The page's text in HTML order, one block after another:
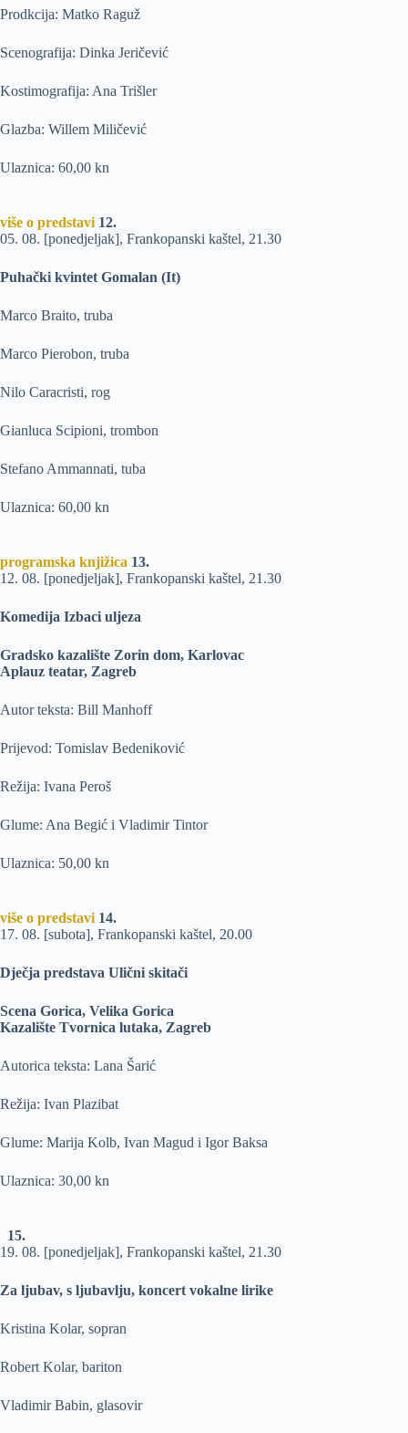
Prodkcija: Matko Raguž
Scenografija: Dinka Jeričević
Kostimografija: Ana Trišler
Glazba: Willem Miličević
Ulaznica: 60,00 kn
više o predstavi 12.
05. 08. [ponedjeljak], Frankopanski kaštel, 21.30
Puhački kvintet Gomalan (It)
Marco Braito, truba
Marco Pierobon, truba
Nilo Caracristi, rog
Gianluca Scipioni, trombon
Stefano Ammannati, tuba
Ulaznica: 60,00 kn
programska knjižica 13.
12. 08. [ponedjeljak], Frankopanski kaštel, 21.30
Komedija Izbaci uljeza
Gradsko kazalište Zorin dom, Karlovac
Aplauz teatar, Zagreb
Autor teksta: Bill Manhoff
Prijevod: Tomislav Bedeniković
Režija: Ivana Peroš
Glume: Ana Begić i Vladimir Tintor
Ulaznica: 50,00 kn
više o predstavi 14.
17. 08. [subota], Frankopanski kaštel, 20.00
Dječja predstava Ulični skitači
Scena Gorica, Velika Gorica
Kazalište Tvornica lutaka, Zagreb
Autorica teksta: Lana Šarić
Režija: Ivan Plazibat
Glume: Marija Kolb, Ivan Magud i Igor Baksa
Ulaznica: 30,00 kn
15.
19. 08. [ponedjeljak], Frankopanski kaštel, 21.30
Za ljubav, s ljubavlju, koncert vokalne lirike
Kristina Kolar, sopran
Robert Kolar, bariton
Vladimir Babin, glasovir